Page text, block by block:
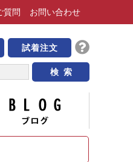
質問 お問い合わせ
ー
試着注文